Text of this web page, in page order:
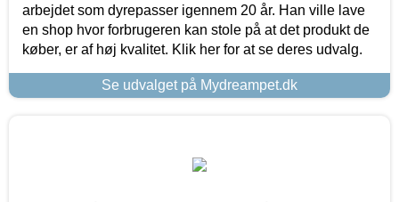
arbejdet som dyrepasser igennem 20 år. Han ville lave
en shop hvor forbrugeren kan stole på at det produkt de
køber, er af høj kvalitet. Klik her for at se deres udvalg.
Se udvalget på Mydreampet.dk